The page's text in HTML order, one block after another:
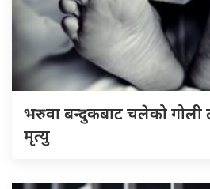
भरुवा बन्दुकबाट चलेको
मृत्यु